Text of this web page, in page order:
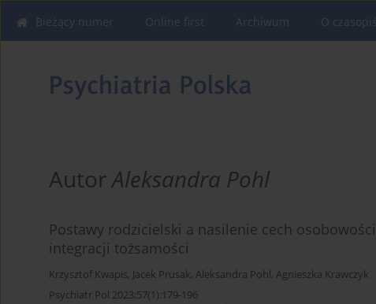
Bieżący numer Online first Archiwum O
AutorAleksandra Pohl
Postawy rodzicielski a nasilenie cech
integracji tożsamości
Krzysztof Kwapis, Jacek Prusak, Aleksandra Pohl, Agnieszka Krawczyk
Psychiatr Pol 2023;57(1):179-196